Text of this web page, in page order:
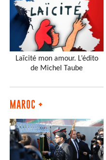
Laïcité mon amour. L’édito
de Michel Taube
MAROC +